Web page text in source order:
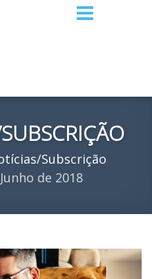
Subscrição
de 2018